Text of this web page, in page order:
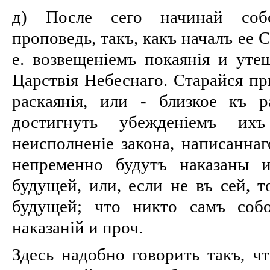
д) После сего начинай
проповедь, такъ, какъ началъ ее
е. возвещеніемъ покаянія и
Царствія Небеснаго. Старайся
раскаянія, или - близкое къ
достигнуть убежденіемъ
неисполненіе закона,
непременно будутъ
будущей, или, если не въ сей,
будущей; что никто самъ
наказаній и проч.
Здесь надобно говорить такъ,